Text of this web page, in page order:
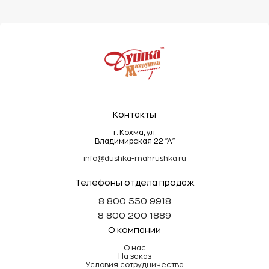
Контакты
г. Кохма, ул.
Владимирская 22 "А"
info@dushka-mahrushka.ru
Телефоны отдела продаж
8 800 550 9918
8 800 200 1889
О компании
О нас
На заказ
Условия сотрудничества